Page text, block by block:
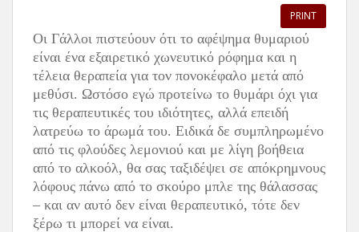
PRINT
Οι Γάλλοι πιστεύουν ότι το αφέψημα θυμαριού
είναι ένα εξαιρετικό χωνευτικό ρόφημα και η
τέλεια θεραπεία για τον πονοκέφαλο μετά από
μεθύσι. Ωστόσο εγώ προτείνω το θυμάρι όχι για
τις θεραπευτικές του ιδιότητες, αλλά επειδή
λατρεύω το άρωμά του. Ειδικά δε συμπληρωμένο
από τις φλούδες λεμονιού και με λίγη βοήθεια
από το αλκοόλ, θα σας ταξιδέψει σε απόκρημνους
λόφους πάνω από το σκούρο μπλε της θάλασσας
– και αν αυτό δεν είναι θεραπευτικό, τότε δεν
ξέρω τι μπορεί να είναι.